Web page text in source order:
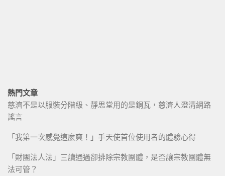
熱門文章
慈濟不是以服裝分階級、靜思堂用的是銅瓦，慈濟人澄清網路
謠言
「我第一次感覺這麼爽！」手天使首位使用者的體驗心得
「財團法人法」三讀通過卻排除宗教團體，是否讓宗教團體無
法可管？